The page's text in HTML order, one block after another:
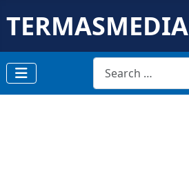
TERMASMEDIA
Search